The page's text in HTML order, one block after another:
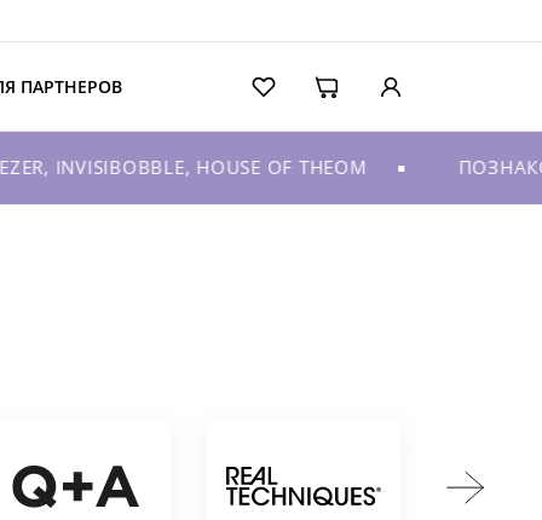
ПАРТНЕРОВ
INVISIBOBBLE, HOUSE OF THEOM